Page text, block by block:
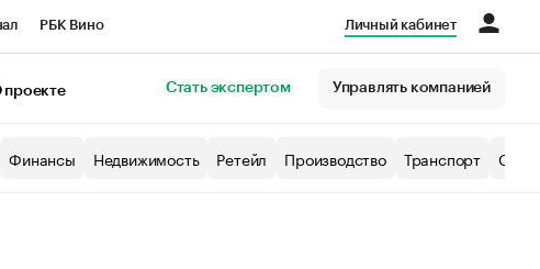
РБК Вино Личный кабинет
проекте Стать экспертом Управлять компанией
Финансы Недвижимость Ретейл Производство Транспорт